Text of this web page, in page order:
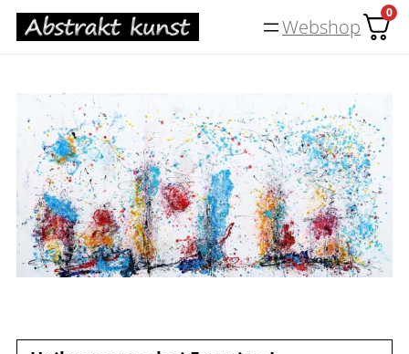
Spring
Webshop
0